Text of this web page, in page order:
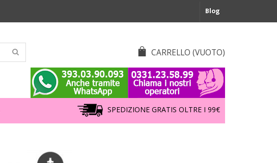
Blog
CARRELLO (VUOTO)
SPEDIZIONE GRATIS OLTRE I 99€